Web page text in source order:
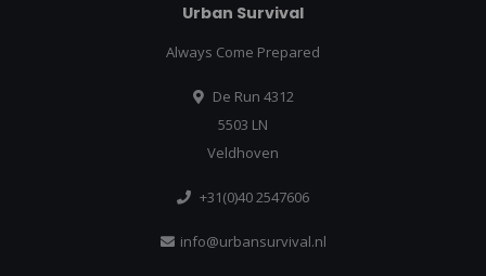
Urban Survival
Always Come Prepared
De Run 4312
5503 LN
Veldhoven
+31(0)40 2547606
info@urbansurvival.nl